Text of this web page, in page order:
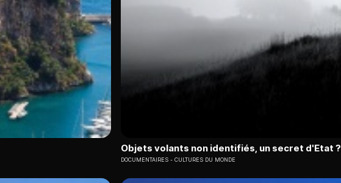
Objets volants non identifiés, un secret d'Etat ?
DOCUMENTAIRES CULTURES DU MONDE